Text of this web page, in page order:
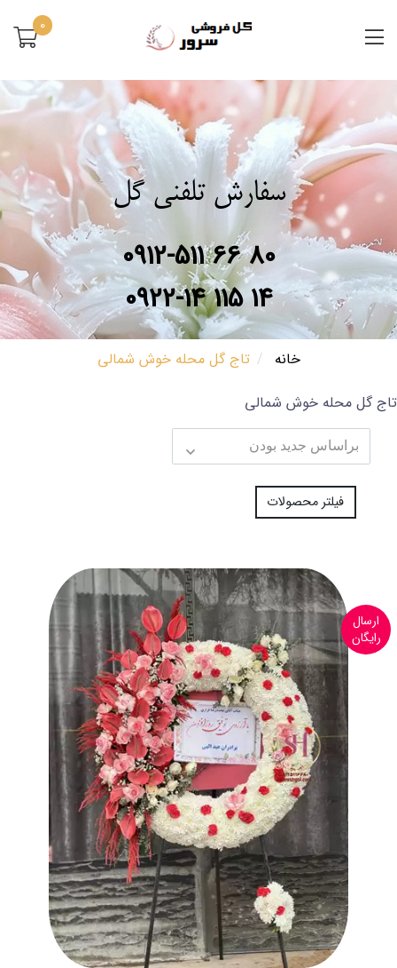
0
سفارش تلفنی گل
0912-511 66 80
0922-14 115 14
خانه
تاج گل محله خوش شمالی
تاج گل محله خوش شمالی
فیلتر محصولات
ارسال
رایگان